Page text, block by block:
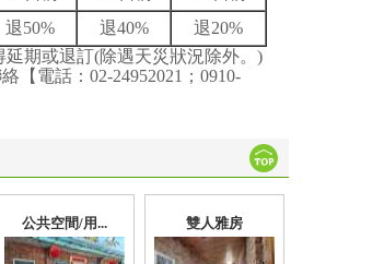
退50% 退40%
退20%
期或退訂(除遇天災狀況除外。)
【電話：02-24952021；0910-
公共空間/用... 雙人雅房